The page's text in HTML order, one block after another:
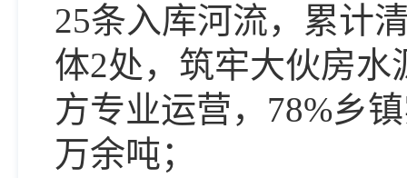
25条入库河流，累计
体2处，筑牢大伙房
方专业运营，78%乡
万余吨；